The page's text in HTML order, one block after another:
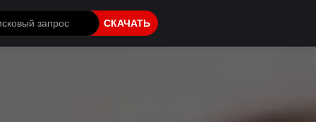
СКАЧАТЬ